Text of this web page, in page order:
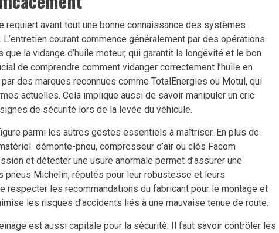
requiert avant tout une bonne connaissance des systèmes
courant commence généralement par des opérations
la vidange d’huile moteur, qui garantit la longévité et le bon
de comprendre comment vidanger correctement l’huile en
des marques reconnues comme TotalEnergies ou Motul, qui
actuelles. Cela implique aussi de savoir manipuler un cric
de sécurité lors de la levée du véhicule.
parmi les autres gestes essentiels à maîtriser. En plus de
démonte-pneu, compresseur d’air ou clés Facom
et détecter une usure anormale permet d’assurer une
pneus Michelin, réputés pour leur robustesse et leurs
respecter les recommandations du fabricant pour le montage et
les risques d’accidents liés à une mauvaise tenue de route.
est aussi capitale pour la sécurité. Il faut savoir contrôler les